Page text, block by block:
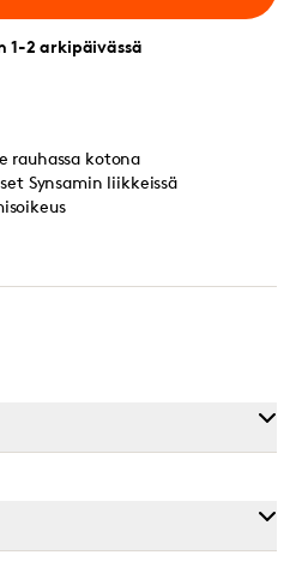
1-2 arkipäivässä
rauhassa kotona
Synsamin liikkeissä